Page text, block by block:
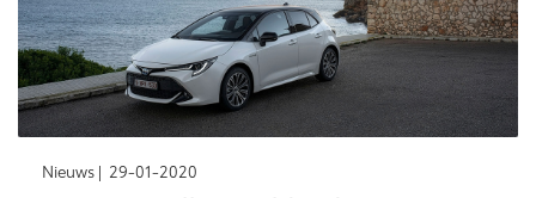
Mirai
WATERSTOF-ELEKTRISCH
Proace City (excl. BTW)
OOK ALS BATTERIJ-
ELEKTRISCH
Nieuws | 29-01-2020